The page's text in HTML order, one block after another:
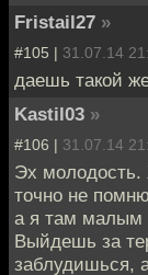
Fristail27 »
#105 | 31.07.14
даешь такой
Kastil03 »
#106 | 31.07.14
Эх молодость.
точно не
а я там малым
Выйдешь за
заблудишься,